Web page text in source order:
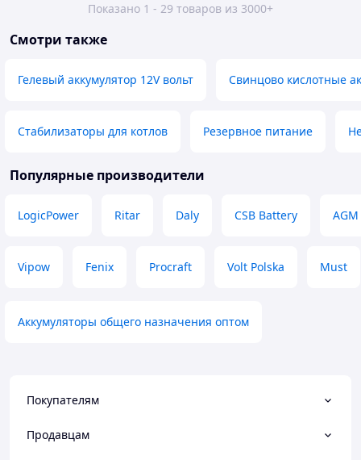
Показано 1 - 29 товаров из 3000+
Смотри также
Гелевый аккумулятор 12V вольт Свинцово кислотные
Стабилизаторы для котлов Резервное питание
Популярные производители
LogicPower Ritar Daly CSB Battery AGM
Vipow Fenix Procraft Volt Polska Must
Аккумуляторы общего назначения оптом
Покупателям
Продавцам